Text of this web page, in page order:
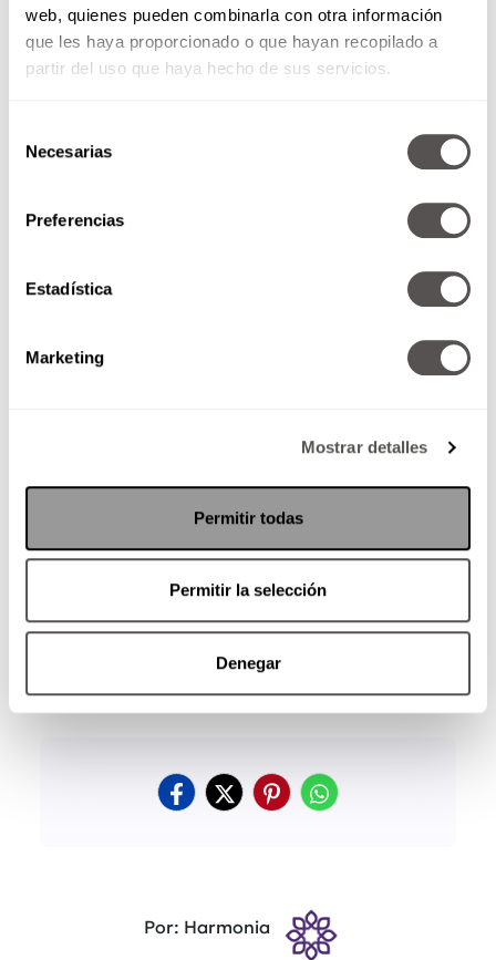
web, quienes pueden combinarla con otra información
que les haya proporcionado o que hayan recopilado a
partir del uso que haya hecho de sus servicios.
Necesarias
Preferencias
Estadística
Marketing
Mostrar detalles
Permitir todas
Permitir la selección
Denegar
intercambios negativos mientras que aprendes
a honrarte y comprenderte a ti misma.
Por: Harmonia